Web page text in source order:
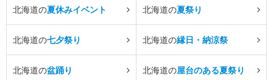
北海道の夏休みイベント 北海道の夏祭り
北海道の七夕祭り 北海道の縁日・納涼祭
北海道の盆踊り 北海道の屋台のある夏祭り